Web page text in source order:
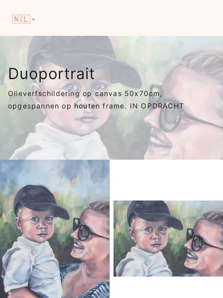
🇳🇱
Duoportrait
Olieverfschildering op canvas 50x70cm,
opgespannen op houten frame. IN OPDRACHT